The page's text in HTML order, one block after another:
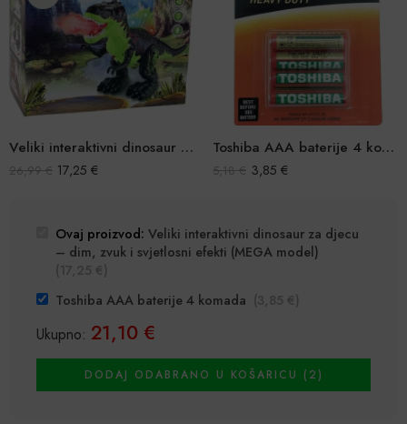
Veliki interaktivni dinosaur za djecu – dim, zvuk i svjetlosni efekti (MEGA model)
26,99€ 17,25 €
Toshiba AAA baterije 4 komada
5,18€ 3,85 €
Ovaj proizvod: Veliki interaktivni dinosaur za djecu
– dim, zvuk i svjetlosni efekti (MEGA model)
Toshiba AAA baterije 4 komada
Ukupno: 21,10 €
DODAJ ODABRANO U KOŠARICU (2)